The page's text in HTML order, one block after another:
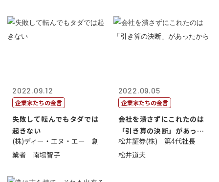
2022.09.12
企業家たちの金言
失敗して転んでもタダでは
起きない
(株)ディー・エヌ・エー 創
業者 南場智子
2022.09.05
企業家たちの金言
会社を潰さずにこれたのは
「引き算の決断」があった
から
松井証券(株) 第4代社長
松井道夫